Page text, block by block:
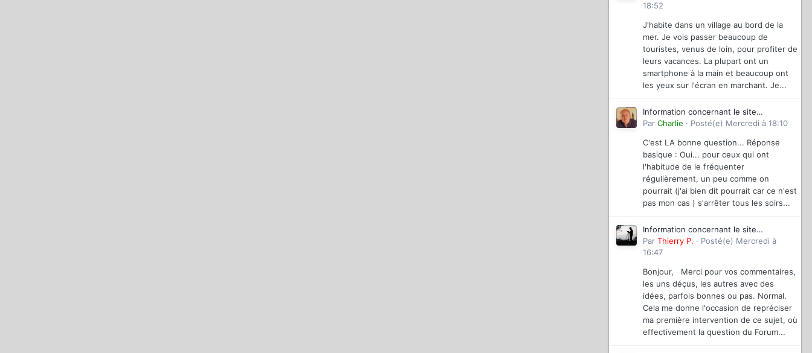
18:52
J'habite dans un village au bord de la
mer. Je vois passer beaucoup de
touristes, venus de loin, pour profiter de
leurs vacances. La plupart ont un
smartphone à la main et beaucoup ont
les yeux sur l'écran en marchant. Je...
Information concernant le site
magazinevideo
Par Charlie · Posté(e) Mercredi à 18:10
C'est LA bonne question... Réponse
basique : Oui... pour ceux qui ont
l'habitude de le fréquenter
régulièrement, un peu comme on
pourrait (j'ai bien dit pourrait car ce n'est
pas mon cas ) s'arrêter tous les soirs...
Information concernant le site
magazinevideo
Par Thierry P. · Posté(e) Mercredi à
16:47
Bonjour, Merci pour vos commentaires,
les uns déçus, les autres avec des
idées, parfois bonnes ou pas. Normal.
Cela me donne l'occasion de repréciser
ma première intervention de ce sujet, où
effectivement la question du Forum...